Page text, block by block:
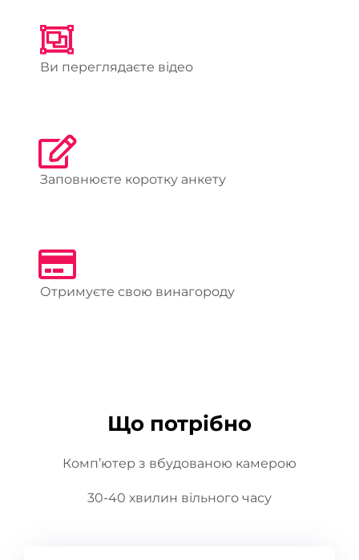
Ви переглядаєте відео
Заповнюєте коротку анкету
Отримуєте свою винагороду
Що потрібно
Комп’ютер з вбудованою камерою
30-40 хвилин вільного часу